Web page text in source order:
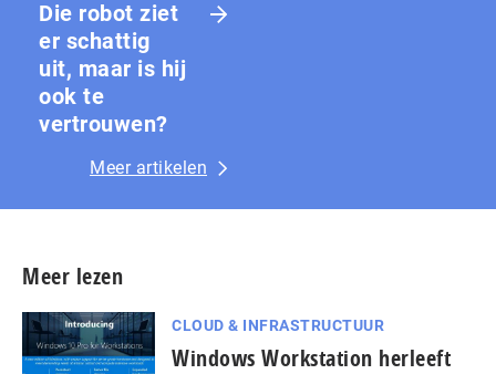
Die robot ziet
er schattig
uit, maar is hij
ook te
vertrouwen?
Meer artikelen
Meer lezen
CLOUD & INFRASTRUCTUUR
Windows Workstation herleeft